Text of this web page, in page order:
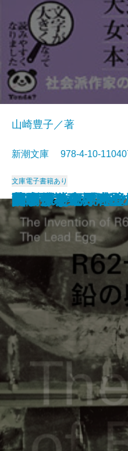
幕末動乱の男た
幕末動乱の男た
ナイン・ストー
死の枝
一の糸
ボンボンと悪夢
山彦乙女
きりぎりす
いずこより
花紋
山崎豊子／著
新潮文庫 978-4-10-
文庫電子書籍あり
R62号の発明・鉛
フィッシュ・オン
蒼氷・神々の岩壁
笹まくら
グレート・ギャ
関ケ原〔下〕
関ケ原〔中〕
関ケ原〔上〕
無関係な死・時の
見るまえに跳べ